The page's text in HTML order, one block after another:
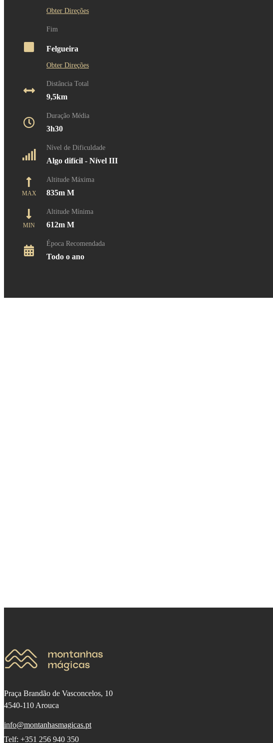
Obter Direções
Fim
Felgueira
Obter Direções
Distância Total
9,5km
Duração Média
3h30
Nível de Dificuldade
Algo difícil - Nível III
MAX
Altitude Máxima
835m M
MIN
Altitude Mínima
612m M
Época Recomendada
Todo o ano
Praça Brandão de Vasconcelos, 10
4540-110 Arouca
info@montanhasmagicas.pt
Telf: +351 256 940 350